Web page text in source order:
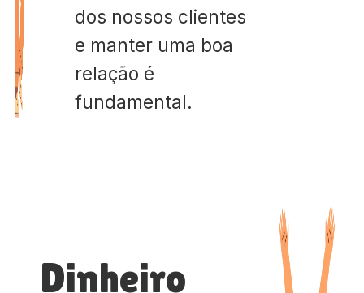
dos nossos clientes
e manter uma boa
relação é
fundamental.
Dinheiro